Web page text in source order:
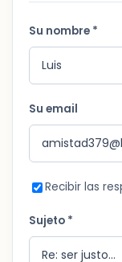
Su nombre *
Su email
Recibir las
Sujeto *